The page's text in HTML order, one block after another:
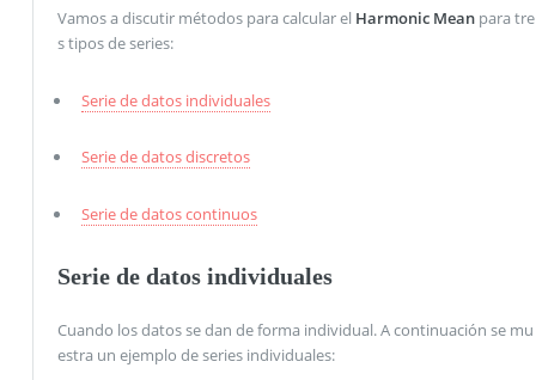
Vamos a discutir métodos para calcular el Harmonic Meanpara tre
s tipos de series:
Serie de datos individuales
Serie de datos discretos
Serie de datos continuos
Serie de datos individuales
Cuando los datos se dan de forma individual. A continuación se mu
estra un ejemplo de series individuales: